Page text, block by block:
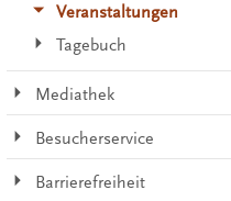
Veranstaltungen
Tagebuch
Mediathek
Besucherservice
Barrierefreiheit